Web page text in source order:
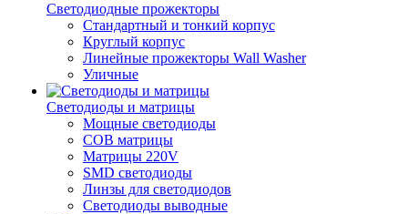
Светодиодные прожекторы
Стандартный и тонкий корпус
Круглый корпус
Линейные прожекторы Wall Washer
Уличные
Светодиоды и матрицы
Мощные светодиоды
COB матрицы
Матрицы 220V
SMD светодиоды
Линзы для светодиодов
Светодиоды выводные